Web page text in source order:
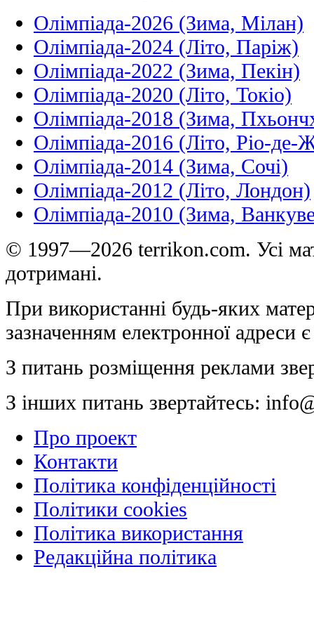
Олімпіада-2026 (Зима, Мілан)
Олімпіада-2024 (Літо, Паріж)
Олімпіада-2022 (Зима, Пекін)
Олімпіада-2020 (Літо, Токіо)
Олімпіада-2018 (Зима,
Олімпіада-2016 (Літо, Ріо-де-
Олімпіада-2014 (Зима, Сочі)
Олімпіада-2012 (Літо, Лондон)
Олімпіада-2010 (Зима,
© 1997—2026 terrikon.com. Усі
дотримані.
При використанні будь-яких
зазначенням електронної адреси
З питань розміщення реклами
З інших питань звертайтесь:
Про проект
Контакти
Політика конфіденційності
Політики cookies
Політика використання
Редакційна політика